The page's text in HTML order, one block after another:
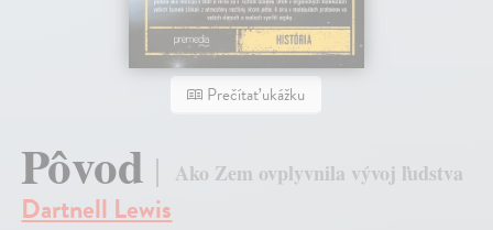
Prečítať ukážku
Pôvod Ako Zem ovplyvnila vývoj ľudstva
Dartnell Lewis